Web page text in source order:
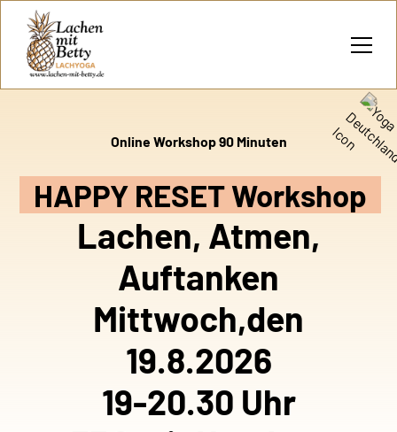
Online Workshop 90 Minuten
HAPPY RESET Workshop
Lachen, Atmen,
Auftanken
Mittwoch,den
19.8.2026
19-20.30 Uhr